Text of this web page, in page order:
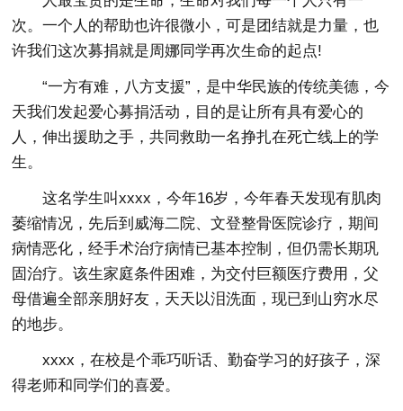
次。一个人的帮助也许很微小，可是团结就是力量，也
许我们这次募捐就是周娜同学再次生命的起点!
“一方有难，八方支援”，是中华民族的传统美德，今
天我们发起爱心募捐活动，目的是让所有具有爱心的
人，伸出援助之手，共同救助一名挣扎在死亡线上的学
生。
这名学生叫xxxx，今年16岁，今年春天发现有肌肉
萎缩情况，先后到威海二院、文登整骨医院诊疗，期间
病情恶化，经手术治疗病情已基本控制，但仍需长期巩
固治疗。该生家庭条件困难，为交付巨额医疗费用，父
母借遍全部亲朋好友，天天以泪洗面，现已到山穷水尽
的地步。
xxxx，在校是个乖巧听话、勤奋学习的好孩子，深
得老师和同学们的喜爱。